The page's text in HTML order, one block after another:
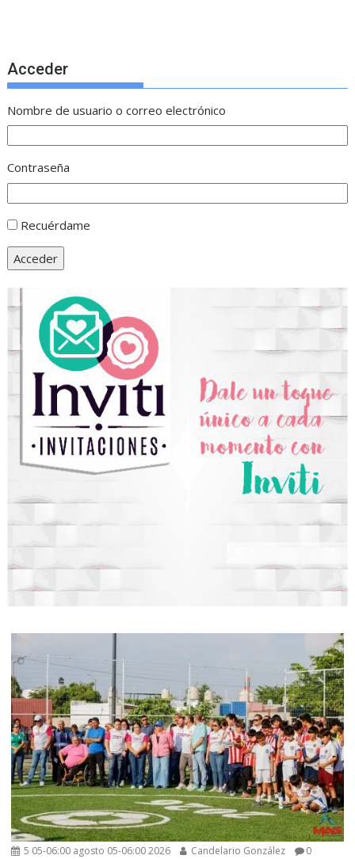
Acceder
Nombre de usuario o correo electrónico
Contraseña
Recuérdame
Acceder
5 05-06:00 agosto 05-06:00 2026 Candelario González 0